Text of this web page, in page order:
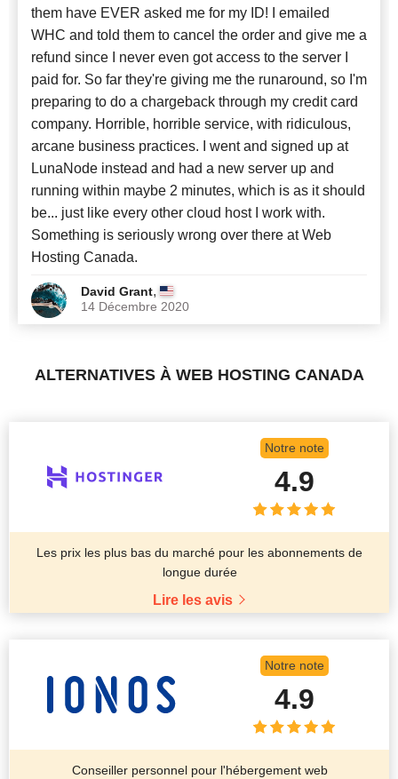
them have EVER asked me for my ID! I emailed
WHC and told them to cancel the order and give me a
refund since I never even got access to the server I
paid for. So far they're giving me the runaround, so I'm
preparing to do a chargeback through my credit card
company. Horrible, horrible service, with ridiculous,
arcane business practices. I went and signed up at
LunaNode instead and had a new server up and
running within maybe 2 minutes, which is as it should
be... just like every other cloud host I work with.
Something is seriously wrong over there at Web
Hosting Canada.
David Grant,
14 Décembre 2020
ALTERNATIVES À WEB HOSTING CANADA
Notre note
4.9
Les prix les plus bas du marché pour les abonnements de
longue durée
Lire les avis
Notre note
4.9
Conseiller personnel pour l'hébergement web